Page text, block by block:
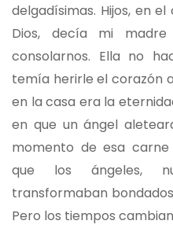
delgadísimas. Hijos, en
Dios, decía mi
consolarnos. Ella no
temía herirle el corazón
en la casa era la
en que un ángel
momento de esa
que los ángeles,
transformaban
Pero los tiempos